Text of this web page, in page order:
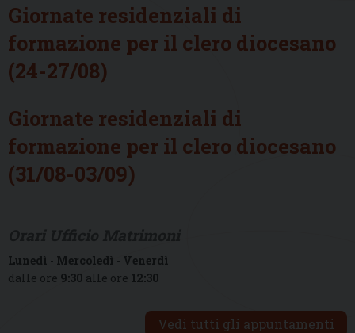
Giornate residenziali di
formazione per il clero diocesano
(24-27/08)
Giornate residenziali di
formazione per il clero diocesano
(31/08-03/09)
Lunedì - Mercoledì - Venerdì
dalle ore 9:30 alle ore 12:30
Vedi tutti gli appuntamenti